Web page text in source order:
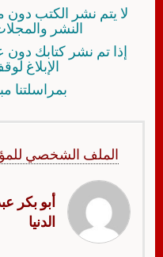
لا يتم نشر الكتب
النشر
إذا تم نشر كتابك دون
الإبلاغ
بمراسلتنا
الملف الشخصي
أبو بكر
الدنيا